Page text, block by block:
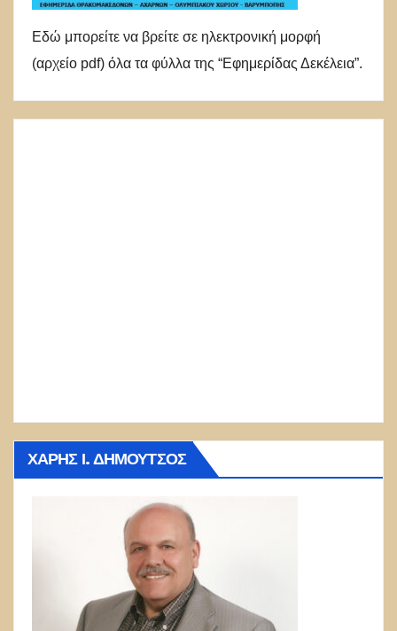
Εδώ μπορείτε να βρείτε σε ηλεκτρονική μορφή
(αρχείο pdf) όλα τα φύλλα της “Εφημερίδας Δεκέλεια”.
ΧΆΡΗΣ Ι. ΔΗΜΟΎΤΣΟΣ